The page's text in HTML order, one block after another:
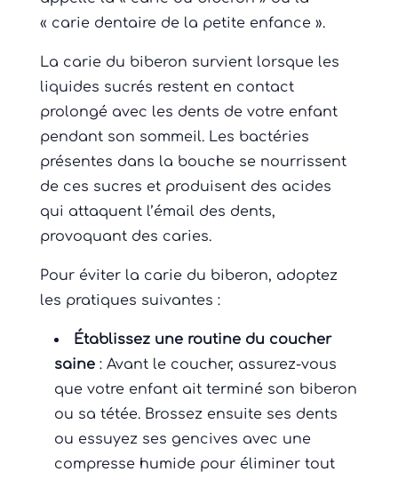
« carie dentaire de la petite enfance ».
La carie du biberon survient lorsque les
liquides sucrés restent en contact
prolongé avec les dents de votre enfant
pendant son sommeil. Les bactéries
présentes dans la bouche se nourrissent
de ces sucres et produisent des acides
qui attaquent l’émail des dents,
provoquant des caries.
Pour éviter la carie du biberon, adoptez
les pratiques suivantes :
Établissez une routine du coucher
saine: Avant le coucher, assurez-vous
que votre enfant ait terminé son biberon
ou sa tétée. Brossez ensuite ses dents
ou essuyez ses gencives avec une
compresse humide pour éliminer tout